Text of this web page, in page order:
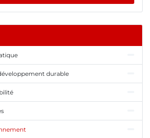
durable